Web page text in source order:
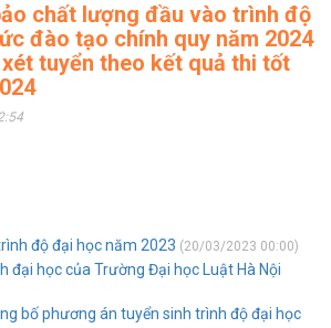
chất lượng đầu vào trình độ
đào tạo chính quy năm 2024
tuyển theo kết quả thi tốt
độ đại học năm 2023 (20/03/2023 00:00)
đại học của Trường Đại học Luật Hà Nội
bố phương án tuyển sinh trình độ đại học